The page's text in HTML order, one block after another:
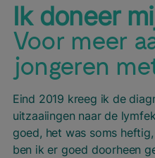
Ik doneer
Voor meer
jongeren
Eind 2019 kreeg ik de
uitzaaiingen naar de
goed, het was soms
ben ik er goed doorheen